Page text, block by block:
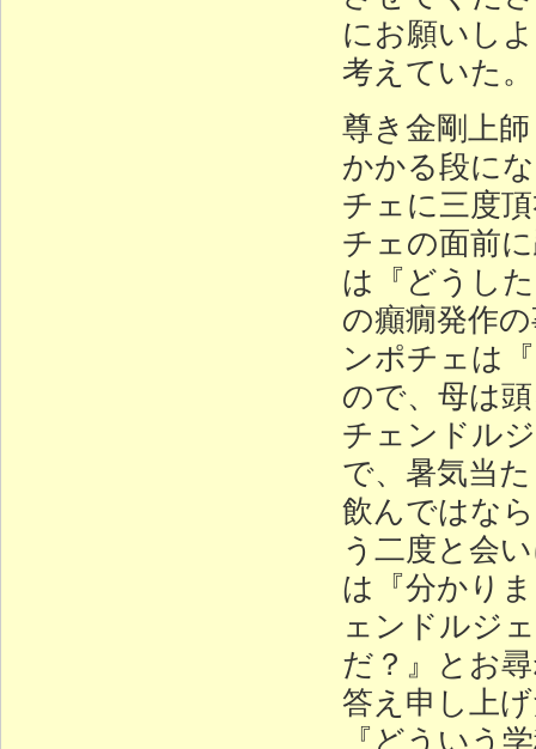
にお願いし
考えていた。
尊き金剛上
かかる段に
チェに三度
チェの面前
は『どうし
の癲癇発作
ンポチェは
ので、母は
チェンドル
で、暑気当
飲んではな
う二度と会
は『分かり
ェンドルジ
だ？』とお
答え申し上
『どういう